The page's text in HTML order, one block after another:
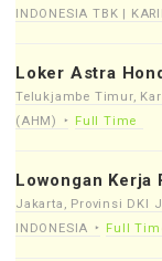
INDONESIA TBK |
Loker Astra
Telukjambe Timur,
(AHM)
Full Time
Lowongan Kerja
Jakarta, Provinsi DKI
INDONESIA
Full